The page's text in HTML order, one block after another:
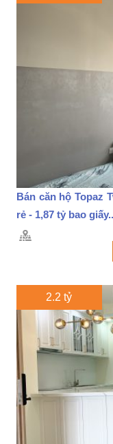
Bán căn hộ Topaz
rẻ - 1,87 tỷ bao
2.2 tỷ